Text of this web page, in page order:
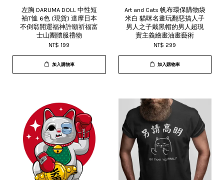
左胸 DARUMA DOLL 中性短
袖T恤 6色 (現貨) 達摩日本
不倒翁開運福神許願祈福富
士山團體服禮物
NT$ 199
加入購物車
Art and Cats 帆布環保購物袋
米白 貓咪名畫玩翻惡搞人子
男人之子戴黑帽的男人超現
實主義繪畫油畫藝術
NT$ 299
加入購物車